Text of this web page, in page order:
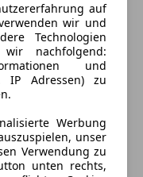
auf
wir und
Technologien
nachfolgend:
und
IP Adressen) zu
Werbung
unser
Verwendung zu
unten rechts,